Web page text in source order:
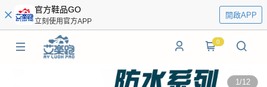
官方鞋品GO
立刻使用官方APP
開啟APP
0
1/12